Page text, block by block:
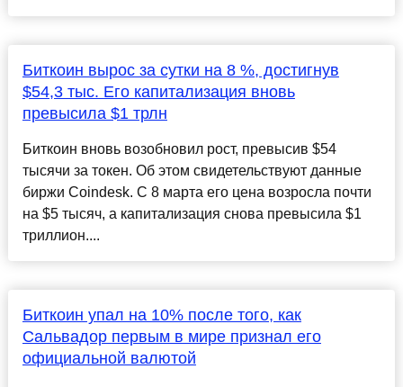
Биткоин вырос за сутки на 8 %, достигнув
$54,3 тыс. Его капитализация вновь
превысила $1 трлн
Биткоин вновь возобновил рост, превысив $54
тысячи за токен. Об этом свидетельствуют данные
биржи Coindesk. С 8 марта его цена возросла почти
на $5 тысяч, а капитализация снова превысила $1
триллион....
Биткоин упал на 10% после того, как
Сальвадор первым в мире признал его
официальной валютой